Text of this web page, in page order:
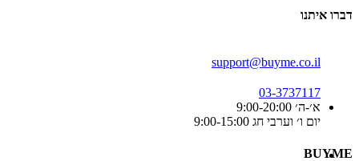
דברו איתנו
support@buyme.co.il
03-3737117
א׳-ה׳ 9:00-20:00
יום ו׳ וערבי חג 9:00-15:00
BUYME